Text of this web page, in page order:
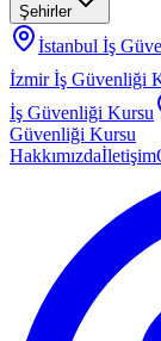
Şehirler
İstanbul İş
İzmirİş Güvenliği
İş Güvenliği Kursu
Güvenliği Kursu
Hakkımızdaİletişim